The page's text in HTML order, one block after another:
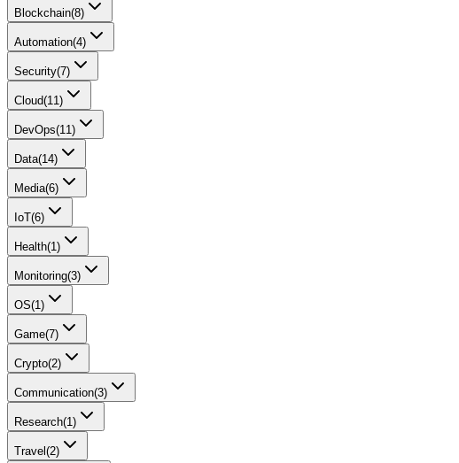
Blockchain(8)
Automation(4)
Security(7)
Cloud(11)
DevOps(11)
Data(14)
Media(6)
IoT(6)
Health(1)
Monitoring(3)
OS(1)
Game(7)
Crypto(2)
Communication(3)
Research(1)
Travel (2)